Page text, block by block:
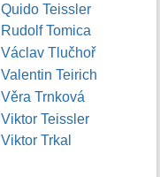
Quido Teissler
Rudolf Tomica
Václav Tlučhoř
Valentin Teirich
Věra Trnková
Viktor Teissler
Viktor Trkal